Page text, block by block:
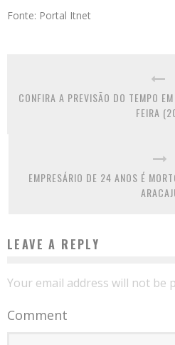
Fonte: Portal Itnet
CONFIRA A PREVISÃO DO TEMPO
FEIRA
EMPRESÁRIO DE 24 ANOS É
LEAVE A REPLY
Your email address will not be
Comment